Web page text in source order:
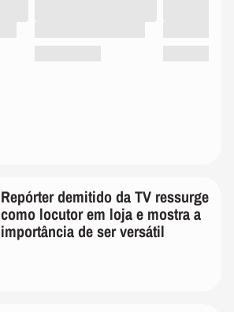
Repórter demitido da TV ressurge
como locutor em loja e mostra a
importância de ser versátil